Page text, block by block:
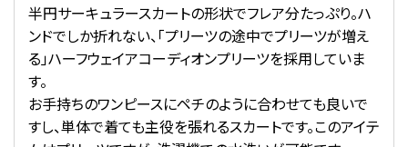
半円サーキュラースカートの形状でフレア分たっぷり。ハ
ンドでしか折れない、「プリーツの途中でプリーツが増え
る」ハーフウェイアコーディオンプリーツを採用していま
す。
お手持ちのワンピースにペチのように合わせても良いで
すし、単体で着ても主役を張れるスカートです。このアイテ